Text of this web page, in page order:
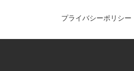
プライバシーポリシー